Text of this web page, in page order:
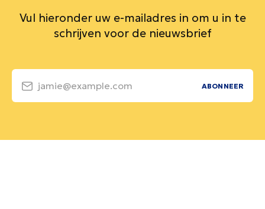
Vul hieronder uw e-mailadres in om u in te
schrijven voor de nieuwsbrief
jamie@example.com ABONNEER